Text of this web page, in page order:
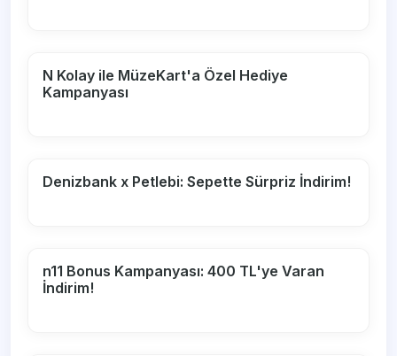
N Kolay ile MüzeKart'a Özel Hediye
Kampanyası
Denizbank x Petlebi: Sepette Sürpriz İndirim!
n11 Bonus Kampanyası: 400 TL'ye Varan
İndirim!